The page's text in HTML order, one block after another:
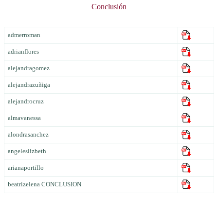
Conclusión
admerroman
adrianflores
alejandragomez
alejandrazuñiga
alejandrocruz
almavanessa
alondrasanchez
angeleslizbeth
arianaportillo
beatrizelena CONCLUSION